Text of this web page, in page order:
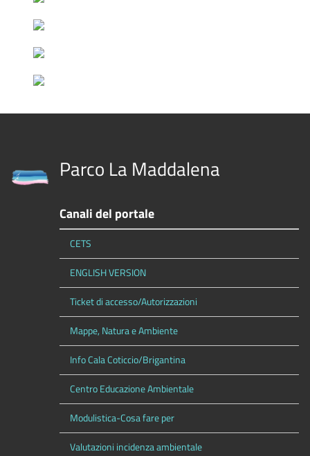
Parco La Maddalena
Canali del portale
CETS
ENGLISH VERSION
Ticket di accesso/Autorizzazioni
Mappe, Natura e Ambiente
Info Cala Coticcio/Brigantina
Centro Educazione Ambientale
Modulistica-Cosa fare per
Valutazioni incidenza ambientale